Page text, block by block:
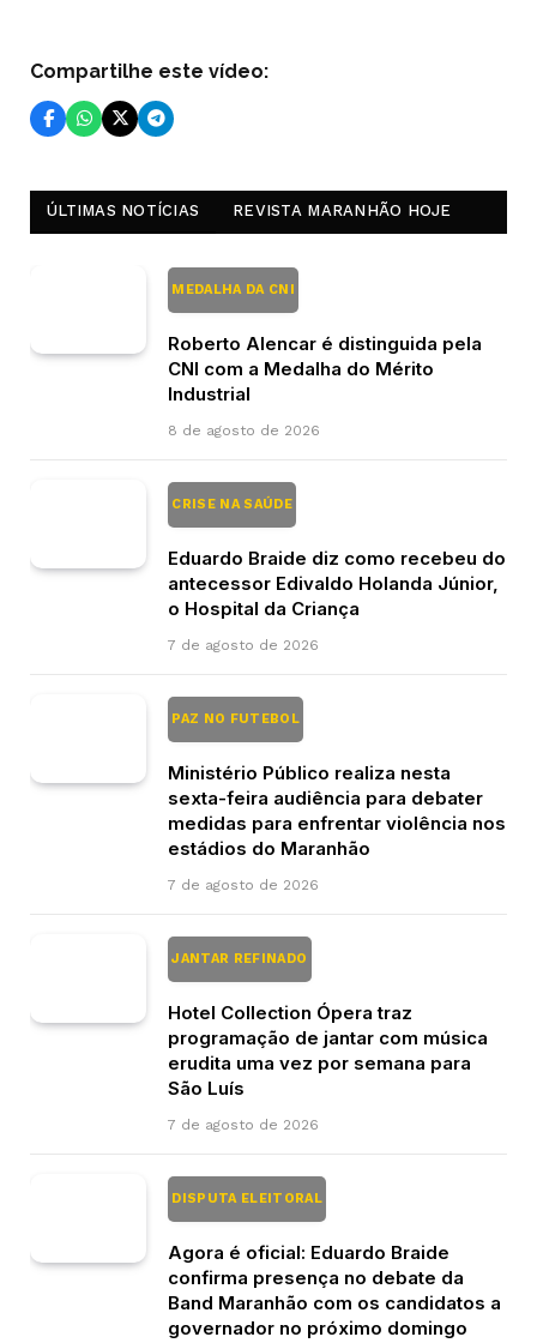
Compartilhe este vídeo:
ÚLTIMAS NOTÍCIAS REVISTA MARANHÃO HOJE
MEDALHA DA CNI
Roberto Alencar é distinguida pela
CNI com a Medalha do Mérito
Industrial
8 de agosto de 2026
CRISE NA SAÚDE
Eduardo Braide diz como recebeu do
antecessor Edivaldo Holanda Júnior,
o Hospital da Criança
7 de agosto de 2026
PAZ NO FUTEBOL
Ministério Público realiza nesta
sexta-feira audiência para debater
medidas para enfrentar violência nos
estádios do Maranhão
7 de agosto de 2026
JANTAR REFINADO
Hotel Collection Ópera traz
programação de jantar com música
erudita uma vez por semana para
São Luís
7 de agosto de 2026
DISPUTA ELEITORAL
Agora é oficial: Eduardo Braide
confirma presença no debate da
Band Maranhão com os candidatos a
governador no próximo domingo